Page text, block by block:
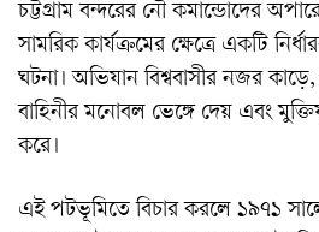
চট্টগ্রাম বন্দরের নৌ কমান্ডোদের
সামরিক কার্যক্রমের ক্ষেত্রে একটি
ঘটনা। অভিযান বিশ্ববাসীর নজর কাড়ে,
বাহিনীর মনোবল ভেঙ্গে দেয় এবং
করে।
এই পটভূমিতে বিচার করলে ১৯৭১